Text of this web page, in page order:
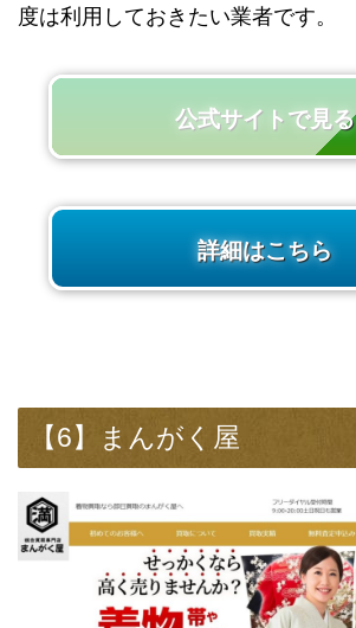
度は利用しておきたい業者です。
公式サイトで見る
詳細はこちら
【6】まんがく屋